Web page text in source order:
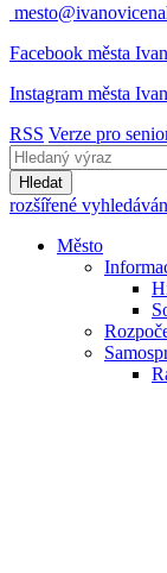
Facebook města
Instagram města
RSS Verze pro
Hledat
rozšířené
Město